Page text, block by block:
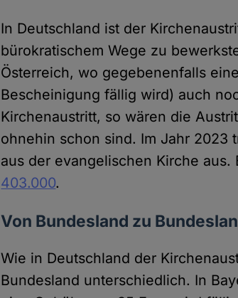
In Deutschland ist der
bürokratischem Wege zu
Österreich, wo gegebenenfalls
Bescheinigung fällig wird) auch
Kirchenaustritt, so wären die
ohnehin schon sind. Im Jahr 2023
aus der evangelischen Kirche
403.000.
Von Bundesland zu
Wie in Deutschland der
Bundesland unterschiedlich. In